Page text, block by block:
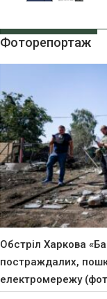
Фоторепортаж
Обстріл Харкова
постраждалих,
електромережу